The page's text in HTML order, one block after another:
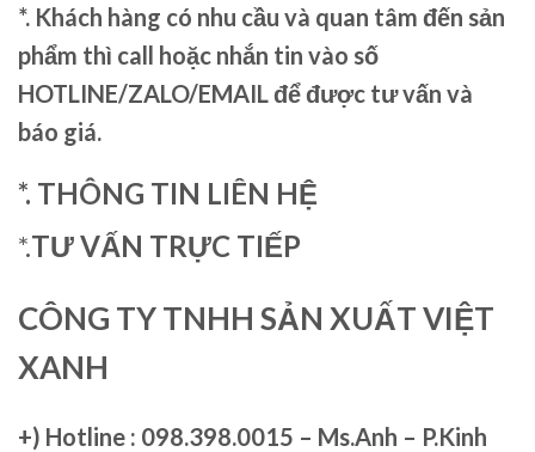
*. Khách hàng có nhu cầu và quan tâm đến sản
phẩm thì call hoặc nhắn tin vào số
HOTLINE/ZALO/EMAIL để được tư vấn và
báo giá.
*. THÔNG TIN LIÊN HỆ
*.TƯ VẤN TRỰC TIẾP
CÔNG TY TNHH SẢN XUẤT VIỆT
XANH
+) Hotline : 098.398.0015 – Ms.Anh – P.Kinh